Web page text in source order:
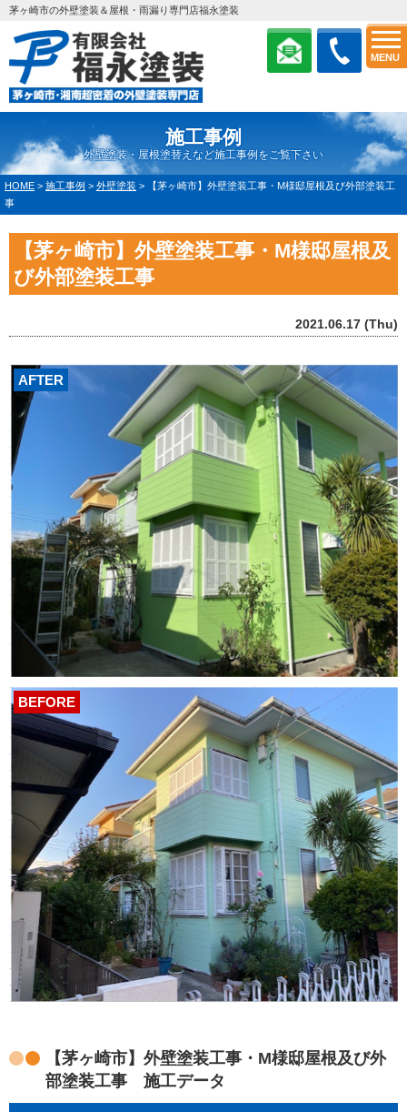
MENU
茅ヶ崎市の外壁塗装＆屋根・雨漏り専門店福永塗装
施工事例
外壁塗装・屋根塗替えなど施工事例をご覧下さい
HOME > 施工事例 > 外壁塗装 >
【茅ヶ崎市】外壁塗装工事・M様邸屋根及び外部塗装工
事
【茅ヶ崎市】外壁塗装工事・M様邸屋根及
び外部塗装工事
2021.06.17 (Thu)
AFTER
BEFORE
【茅ヶ崎市】外壁塗装工事・M様邸屋根及び外
部塗装工事 施工データ